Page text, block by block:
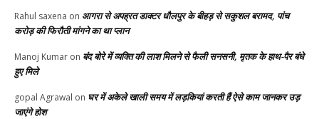
Rahul saxena on आगरा से अपह्रत डाक्टर धौलपुर के बीहड़ से सकुशल बरामद, पांच
करोड़ की फिरौती मांगने का था प्लान
Manoj Kumar on बंद बोरे में व्यक्ति की लाश मिलने से फैली सनसनी, मृतक के हाथ-पैर बंधे
हुए मिले
gopal Agrawal on घर में अकेले खाली समय में लड़कियां करती हैं ऐसे काम जानकर उड़
जाएंगे होश